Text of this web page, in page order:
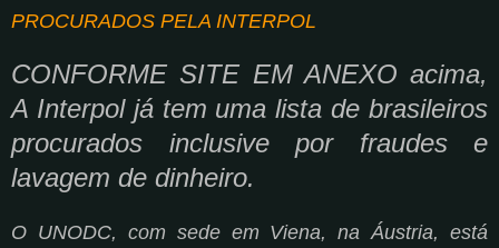
PROCURADOS PELA INTERPOL
CONFORME SITE EM ANEXO acima,
A Interpol já tem uma lista de brasileiros
procurados inclusive por fraudes e
lavagem de dinheiro.
O UNODC, com sede em Viena, na Áustria, está